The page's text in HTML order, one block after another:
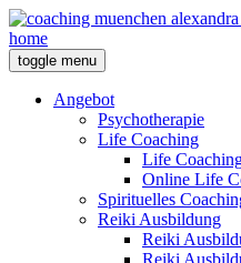
toggle menu
Angebot
Psychotherapie
Life Coaching
Life
Online Life
Spirituelles
Reiki Ausbildung
Reiki
Reiki